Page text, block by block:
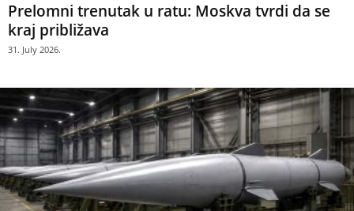
Prelomni trenutak u ratu: Moskva tvrdi da se
kraj približava
31. July 2026.